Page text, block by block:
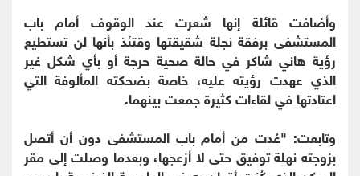
وأضافت قائلة إنها شعرت عند الوقوف أمام باب
المستشفى برفقة نجلة شقيقتها وقتئذ بأنها لن تستطيع
رؤية هاني شاكر في حالة صحية حرجة أو بأي شكل غير
الذي عهدت رؤيته عليه، خاصة بضحكته المألوفة التي
اعتادتها في لقاءات كثيرة جمعت بينهما.
وتابعت: "عُدت من أمام باب المستشفى دون أن أتصل
بزوجته نهلة توفيق حتى لا أزعجها، وبعدما وصلت إلى مقر